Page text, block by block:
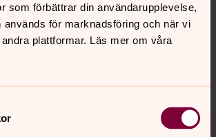
som förbättrar din användarupplevelse,
för marknadsföring och när vi
plattformar. Läs mer om våra